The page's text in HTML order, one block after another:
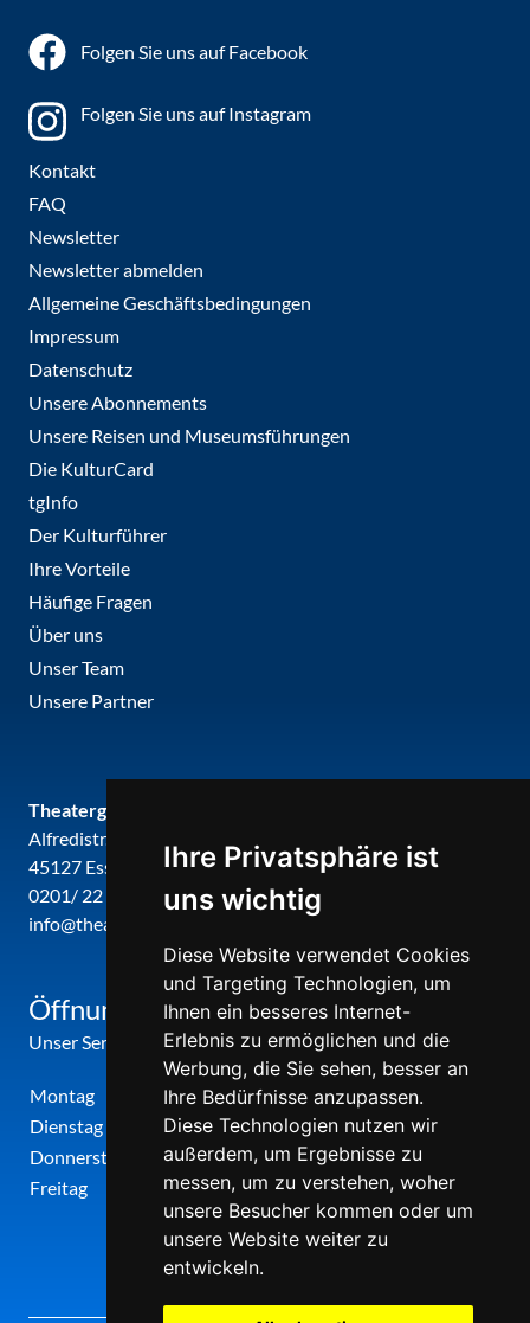
Ihre Privatsphäre ist
uns wichtig
Diese Website verwendet Cookies
und Targeting Technologien, um
Ihnen ein besseres Internet-
Erlebnis zu ermöglichen und die
Werbung, die Sie sehen, besser an
Ihre Bedürfnisse anzupassen.
Diese Technologien nutzen wir
außerdem, um Ergebnisse zu
messen, um zu verstehen, woher
unsere Besucher kommen oder um
unsere Website weiter zu
entwickeln.
Folgen Sie uns auf Facebook
Folgen Sie uns auf Instagram
Kontakt
FAQ
Newsletter
Newsletter abmelden
Allgemeine Geschäftsbedingungen
Impressum
Datenschutz
Unsere Abonnements
Unsere Reisen und Museumsführungen
Die KulturCard
tgInfo
Der Kulturführer
Ihre Vorteile
Häufige Fragen
Über uns
Unser Team
Unsere Partner
Theatergemeinde metropole ruhr
Alfredistr. 32
45127 Essen
0201/ 22 22 29
info@theatergemeinde-metropole-ruhr.de
Öffnungszeiten
Unser Service-Center ist zu folgenden Zeiten geöffnet
Montag
12:00 Uhr - 17:00 Uhr
Dienstag
09:00 Uhr - 12:00 Uhr
Donnerstag
09:00 Uhr - 12:00 Uhr
Freitag
09:00 Uhr - 12:00 Uhr